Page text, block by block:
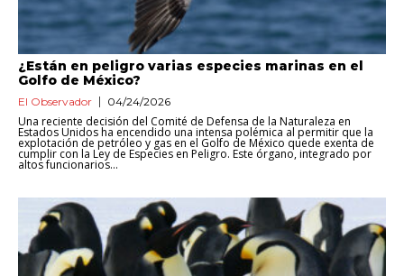
¿Están en peligro varias especies marinas en el
Golfo de México?
El Observador 04/24/2026
Una reciente decisión del Comité de Defensa de la Naturaleza en
Estados Unidos ha encendido una intensa polémica al permitir que la
explotación de petróleo y gas en el Golfo de México quede exenta de
cumplir con la Ley de Especies en Peligro. Este órgano, integrado por
altos funcionarios...